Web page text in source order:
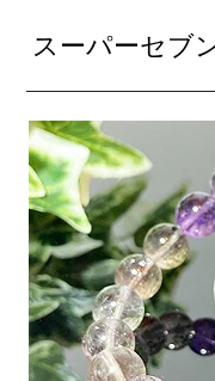
スーパーセブ